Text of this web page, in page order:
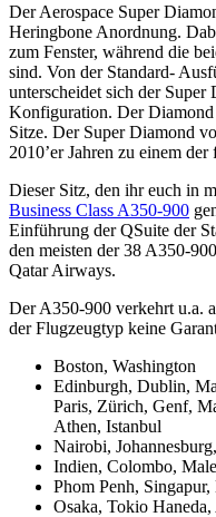
Der Aerospace Super
Heringbone Anordnung.
zum Fenster, während die
sind. Von der Standard-
unterscheidet sich der
Konfiguration. Der Diamond
Sitze. Der Super Diamond
2010’er Jahren zu einem der
Dieser Sitz, den ihr euch in
Business Class A350-900
Einführung der QSuite der
den meisten der 38 A350-
Qatar Airways.
Der A350-900 verkehrt u.a.
der Flugzeugtyp keine
Boston, Washington
Edinburgh, Dublin,
Paris, Zürich, Genf,
Athen, Istanbul
Nairobi,
Indien, Colombo,
Phom Penh,
Osaka, Tokio